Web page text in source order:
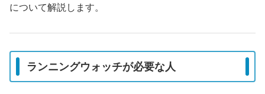
について解説します。
ランニングウォッチが必要な人